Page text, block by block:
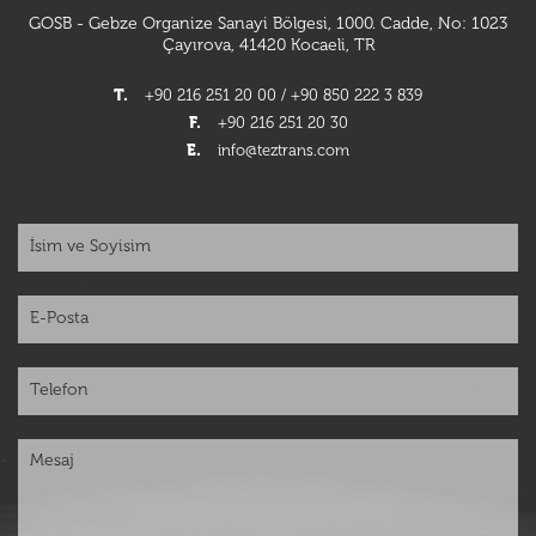
GOSB - Gebze Organize Sanayi Bölgesi, 1000. Cadde, No: 1023
Çayırova, 41420 Kocaeli, TR
T.
+90 216 251 20 00 / +90 850 222 3 839
F.
+90 216 251 20 30
E.
info@teztrans.com